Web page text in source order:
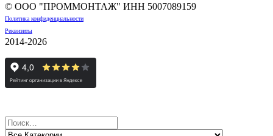
© ООО "ПРОММОНТАЖ" ИНН 5007089159
Политика конфиденциальности
Реквизиты
2014-2026